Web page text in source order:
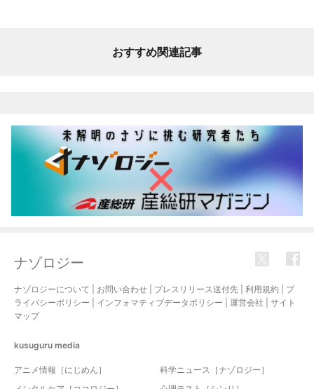
おすすめ関連記事
ナゾロジー
ナゾロジーについて お問い合わせ プレスリリース送付先 利用規約
プ
ライバシーポリシー
インフォマティブデータポリシー 運営会社
サイト
マップ
kusuguru media
アニメ情報［にじめん］
科学ニュース［ナゾロジー］